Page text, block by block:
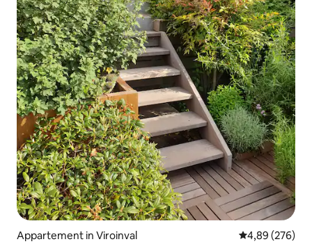
Appartement in Viroinval Gemiddelde
4,89 (276)